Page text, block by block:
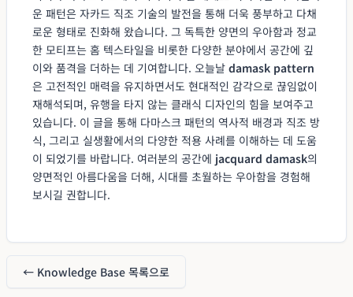
운 패턴은 자카드 직조 기술의 발전을 통해 더욱 풍부하고 다채
로운 형태로 진화해 왔습니다. 그 독특한 양면의 우아함과 정교
한 모티프는 홈 텍스타일을 비롯한 다양한 분야에서 공간에 깊
이와 품격을 더하는 데 기여합니다. 오늘날 damask pattern
은 고전적인 매력을 유지하면서도 현대적인 감각으로 끊임없이
재해석되며, 유행을 타지 않는 클래식 디자인의 힘을 보여주고
있습니다. 이 글을 통해 다마스크 패턴의 역사적 배경과 직조 방
식, 그리고 실생활에서의 다양한 적용 사례를 이해하는 데 도움
이 되었기를 바랍니다. 여러분의 공간에 jacquard damask의
양면적인 아름다움을 더해, 시대를 초월하는 우아함을 경험해
보시길 권합니다.
← Knowledge Base 목록으로